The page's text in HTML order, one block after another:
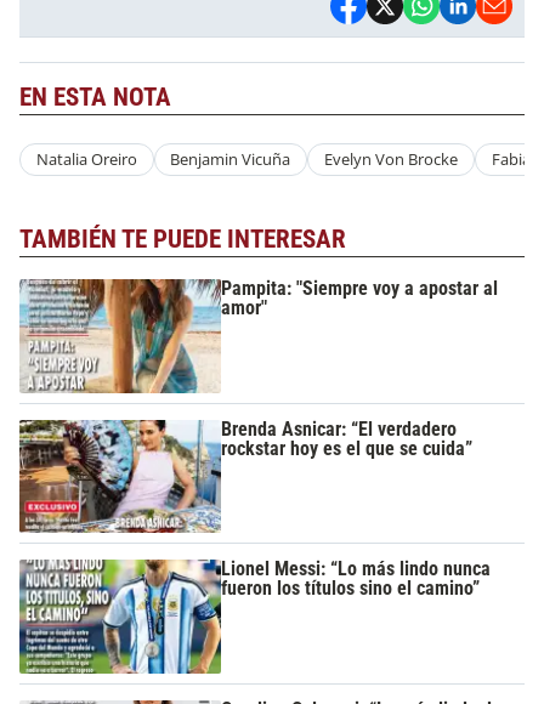
EN ESTA NOTA
Natalia Oreiro Benjamin Vicuña Evelyn Von Brocke
TAMBIÉN TE PUEDE INTERESAR
Pampita: "Siempre voy a apostar al
amor"
Brenda Asnicar: “El verdadero
rockstar hoy es el que se cuida”
Lionel Messi: “Lo más lindo nunca
fueron los títulos sino el camino”